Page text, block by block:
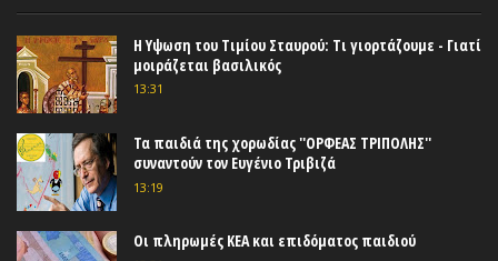
Η Υψωση του Τιμίου Σταυρού: Τι γιορτάζουμε - Γιατί
μοιράζεται βασιλικός
13:31
Τα παιδιά της χορωδίας ''ΟΡΦΕΑΣ ΤΡΙΠΟΛΗΣ''
συναντούν τον Ευγένιο Τριβιζά
13:19
Οι πληρωμές ΚΕΑ και επιδόματος παιδιού